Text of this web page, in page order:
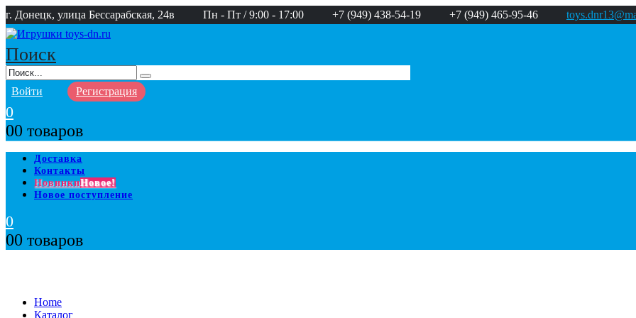
г. Донецк, улица Бессарабская, 24в Пн - Пт / 9:00 - 17:00 +7 (949) 438-54-19 +7 (949) 465-95-46
Поиск
Войти Регистрация
0
00 товаров
Доставка
Контакты
НовинкиНовое!
Новое поступление
0
00 товаров
Home
Каталог